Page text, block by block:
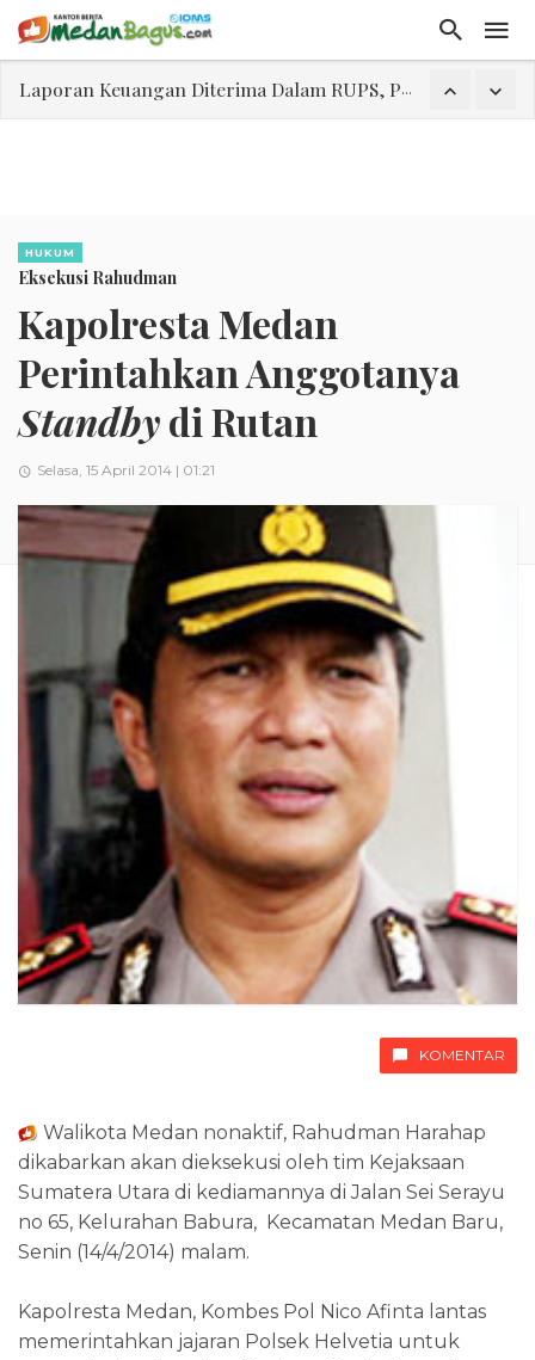
Laporan Keuangan Diterima Dalam RUPS, Pelaporan Hingga Penahanan Mantan Direktur PT GKS Dinilai Rancu
HUKUM
Eksekusi Rahudman
Kapolresta Medan
Perintahkan Anggotanya
Standbydi Rutan
Selasa, 15 April 2014 | 01:21
KOMENTAR
Walikota Medan nonaktif, Rahudman Harahap
dikabarkan akan dieksekusi oleh tim Kejaksaan
Sumatera Utara di kediamannya di Jalan Sei Serayu
no 65, Kelurahan Babura, Kecamatan Medan Baru,
Senin (14/4/2014) malam.
Kapolresta Medan, Kombes Pol Nico Afinta lantas
memerintahkan jajaran Polsek Helvetia untuk